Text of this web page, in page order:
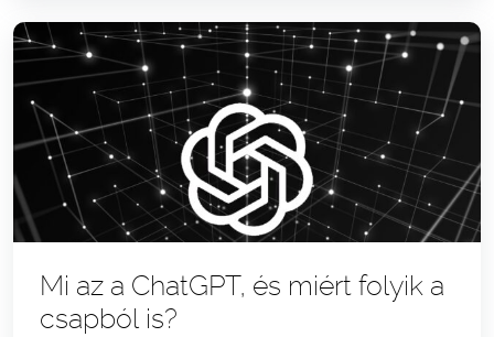
Mi az a ChatGPT, és miért folyik a
csapból is?